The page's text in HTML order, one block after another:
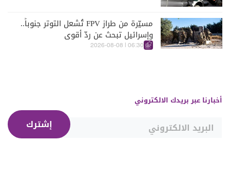
مسيّرة من طراز FPV تُشعل التوتر جنوباً..
وإسرائيل تبحث عن ردّ أقوى
06:30 | 2026-08-08
أخبارنا عبر بريدك الالكتروني
إشترك